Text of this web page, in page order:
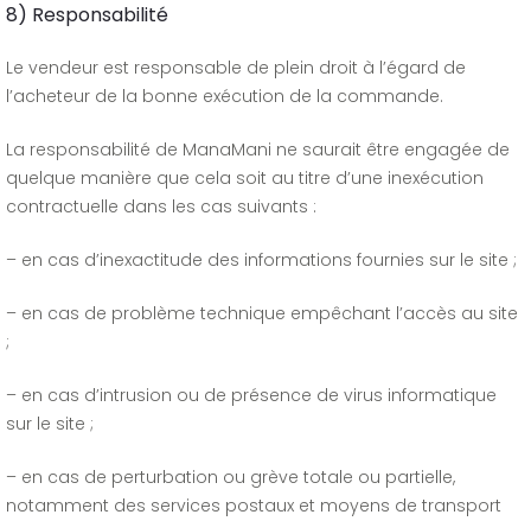
8) Responsabilité
Le vendeur est responsable de plein droit à l’égard de
l’acheteur de la bonne exécution de la commande.
La responsabilité de ManaMani ne saurait être engagée de
quelque manière que cela soit au titre d’une inexécution
contractuelle dans les cas suivants :
– en cas d’inexactitude des informations fournies sur le site ;
– en cas de problème technique empêchant l’accès au site
;
– en cas d’intrusion ou de présence de virus informatique
sur le site ;
– en cas de perturbation ou grève totale ou partielle,
notamment des services postaux et moyens de transport